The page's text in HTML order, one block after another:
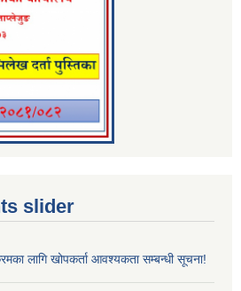
slider
लागि खोपकर्ता आवश्यकता सम्बन्धी सूचना!